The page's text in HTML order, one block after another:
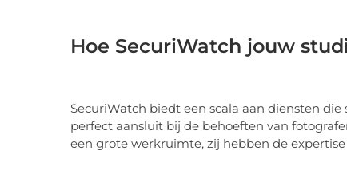
Hoe SecuriWatch jouw
SecuriWatch biedt een scala aan diensten
perfect aansluit bij de behoeften van
een grote werkruimte, zij hebben de